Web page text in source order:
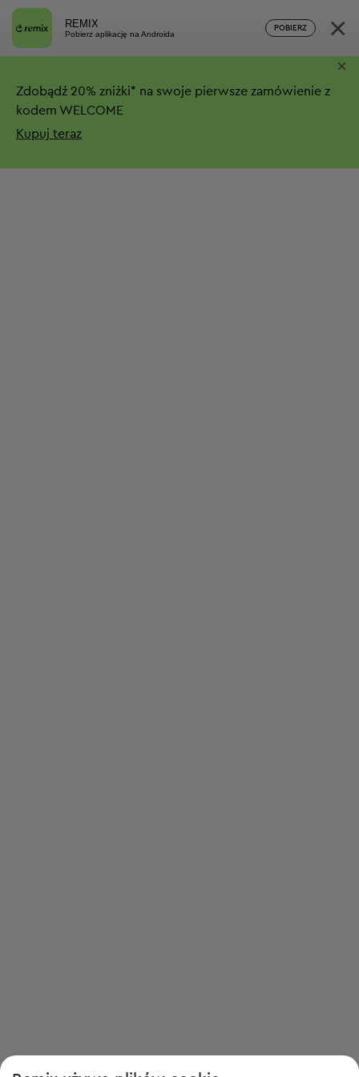
REMIX
Pobierz aplikację na Androida
POBIERZ ×
Zdobądź 20% zniżki* na swoje pierwsze zamówienie z
kodem WELCOME
Kupuj teraz
×